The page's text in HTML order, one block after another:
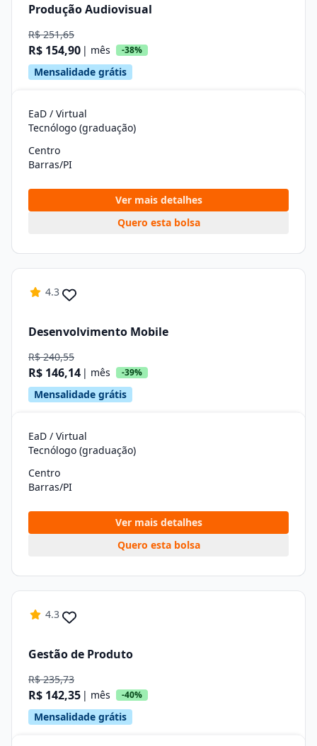
Produção Audiovisual
R$ 251,65
R$ 154,90 | mês -38%
Mensalidade grátis
EaD / Virtual
Tecnólogo (graduação)
Centro
Barras/PI
Ver mais detalhes
Quero esta bolsa
4.3
Desenvolvimento Mobile
R$ 240,55
R$ 146,14 | mês -39%
Mensalidade grátis
EaD / Virtual
Tecnólogo (graduação)
Centro
Barras/PI
Ver mais detalhes
Quero esta bolsa
4.3
Gestão de Produto
R$ 235,73
R$ 142,35 | mês -40%
Mensalidade grátis